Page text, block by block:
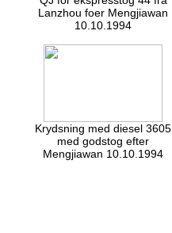
Lanzhou foer Mengjiawan
10.10.1994
Krydsning med diesel 3605
med godstog efter
Mengjiawan 10.10.1994